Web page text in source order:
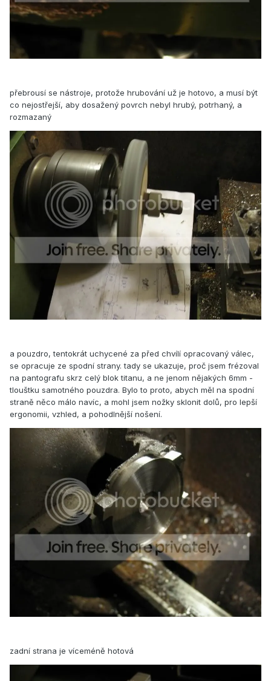
přebrousí se nástroje, protože hrubování už je hotovo, a musí být
co nejostřejší, aby dosažený povrch nebyl hrubý, potrhaný, a
rozmazaný
a pouzdro, tentokrát uchycené za před chvílí opracovaný válec,
se opracuje ze spodní strany. tady se ukazuje, proč jsem frézoval
na pantografu skrz celý blok titanu, a ne jenom nějakých 6mm -
tlouštku samotného pouzdra. Bylo to proto, abych měl na spodní
straně něco málo navíc, a mohl jsem nožky sklonit dolů, pro lepší
ergonomii, vzhled, a pohodlnější nošení.
zadní strana je víceméně hotová